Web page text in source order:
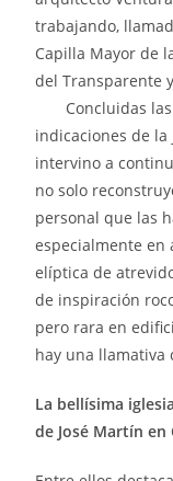
trabajando,
Capilla Mayor de
del Transparente
Concluidas las
indicaciones de
intervino a
no solo
personal que las
especialmente en
elíptica de
de inspiración
pero rara en
hay una llamativa
La bellísima
de José Martín en